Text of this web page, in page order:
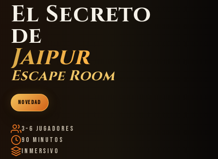
El Secreto
de
Jaipur
Escape Room
NOVEDAD
3–6 Jugadores
90 Minutos
Inmersivo